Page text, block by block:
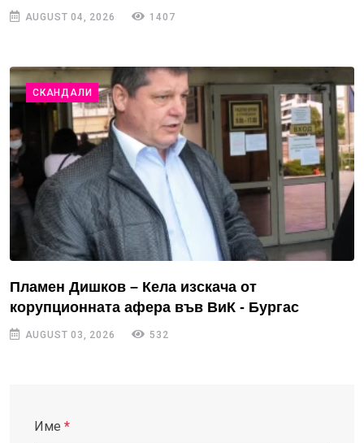
AUGUST 04, 2026 1407
СКАНДАЛИ
Пламен Дишков – Кела изскача от
корупционната афера във ВиК - Бургас
AUGUST 03, 2026 532
Име *